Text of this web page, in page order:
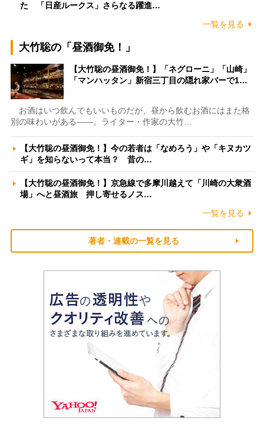
た 「日産ルークス」さらなる躍進…
一覧を見る
大竹聡の「昼酒御免！」
【大竹聡の昼酒御免！】「ネグローニ」「山崎」
「マンハッタン」新宿三丁目の隠れ家バーで1…
お酒はいつ飲んでもいいものだが、昼から飲むお酒にはまた格
別の味わいがある――。ライター・作家の大竹…
【大竹聡の昼酒御免！】今の若者は「なめろう」や「キヌカツ
ギ」を知らないって本当？ 昔の…
【大竹聡の昼酒御免！】京急線で多摩川越えて「川崎の大衆酒
場」へと昼酒旅 押し寄せるノス…
一覧を見る
著者・連載の一覧を見る